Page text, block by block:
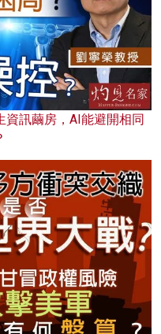
資訊繭房，AI能避開相同